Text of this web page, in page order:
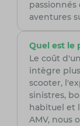
aventures
Quel est le
Le coût
intègre
scooter,
sinistres,
habituel et
AMV, nous